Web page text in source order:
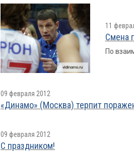
11
Смена
По
09 февраля 2012
«Динамо» (Москва) терпит
09 февраля 2012
С праздником!